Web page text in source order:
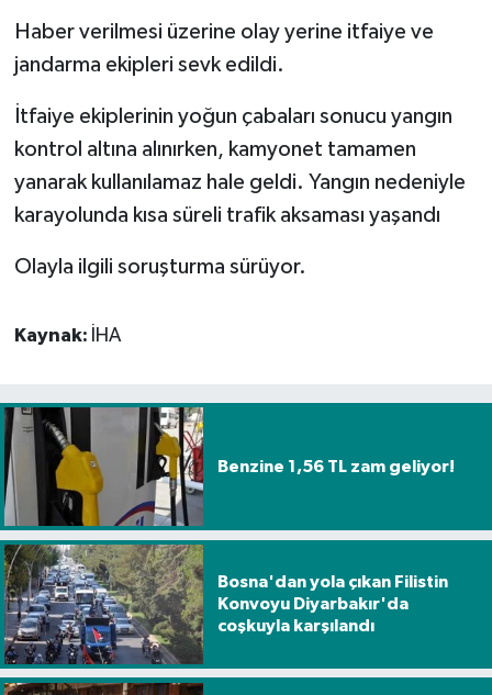
Haber verilmesi üzerine olay yerine itfaiye ve
jandarma ekipleri sevk edildi.
İtfaiye ekiplerinin yoğun çabaları sonucu yangın
kontrol altına alınırken, kamyonet tamamen
yanarak kullanılamaz hale geldi. Yangın nedeniyle
karayolunda kısa süreli trafik aksaması yaşandı
Olayla ilgili soruşturma sürüyor.
Kaynak: İHA
Benzine 1,56 TL zam geliyor!
Bosna'dan yola çıkan Filistin
Konvoyu Diyarbakır'da
coşkuyla karşılandı